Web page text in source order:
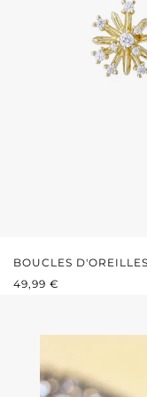
BOUCLES
PRIX RÉGULIER
49,99 €